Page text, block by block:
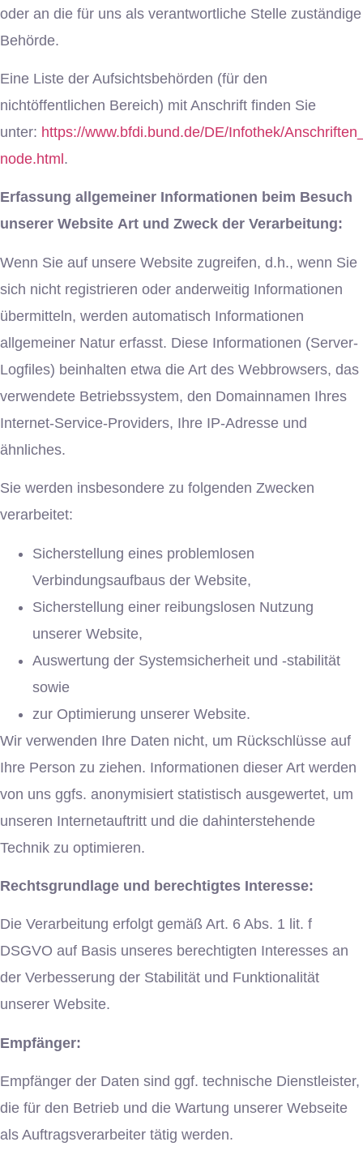
oder an die für uns als verantwortliche Stelle zuständige
Behörde.
Eine Liste der Aufsichtsbehörden (für den
nichtöffentlichen Bereich) mit Anschrift finden Sie
unter: https://www.bfdi.bund.de/DE/Infothek/
node.html.
Erfassung allgemeiner Informationen beim Besuch
unserer Website Art und Zweck der Verarbeitung:
Wenn Sie auf unsere Website zugreifen, d.h., wenn Sie
sich nicht registrieren oder anderweitig Informationen
übermitteln, werden automatisch Informationen
allgemeiner Natur erfasst. Diese Informationen (Server-
Logfiles) beinhalten etwa die Art des Webbrowsers, das
verwendete Betriebssystem, den Domainnamen Ihres
Internet-Service-Providers, Ihre IP-Adresse und
ähnliches.
Sie werden insbesondere zu folgenden Zwecken
verarbeitet:
Sicherstellung eines problemlosen
Verbindungsaufbaus der Website,
Sicherstellung einer reibungslosen Nutzung
unserer Website,
Auswertung der Systemsicherheit und -stabilität
sowie
zur Optimierung unserer Website.
Wir verwenden Ihre Daten nicht, um Rückschlüsse auf
Ihre Person zu ziehen. Informationen dieser Art werden
von uns ggfs. anonymisiert statistisch ausgewertet, um
unseren Internetauftritt und die dahinterstehende
Technik zu optimieren.
Rechtsgrundlage und berechtigtes Interesse:
Die Verarbeitung erfolgt gemäß Art. 6 Abs. 1 lit. f
DSGVO auf Basis unseres berechtigten Interesses an
der Verbesserung der Stabilität und Funktionalität
unserer Website.
Empfänger:
Empfänger der Daten sind ggf. technische Dienstleister,
die für den Betrieb und die Wartung unserer Webseite
als Auftragsverarbeiter tätig werden.